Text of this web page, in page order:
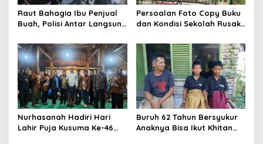
Raut Bahagia Ibu Penjual
Buah, Polisi Antar Langsung
Korban
Persoalan Foto Copy Buku
dan Kondisi Sekolah Rusak
Telah Ditindak Lanjuti
dengan Responsif
Nurhasanah Hadiri Hari
Lahir Puja Kusuma Ke-46
Buruh 62 Tahun Bersyukur
Anaknya Bisa Ikut Khitan